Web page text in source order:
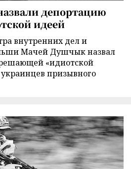
депортацию
идеей
внутренних дел и
Мачей Душчык назвал
«идиотской
призывного